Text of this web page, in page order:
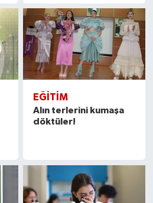
EĞITIM
Alın terlerini kumaşa
döktüler!